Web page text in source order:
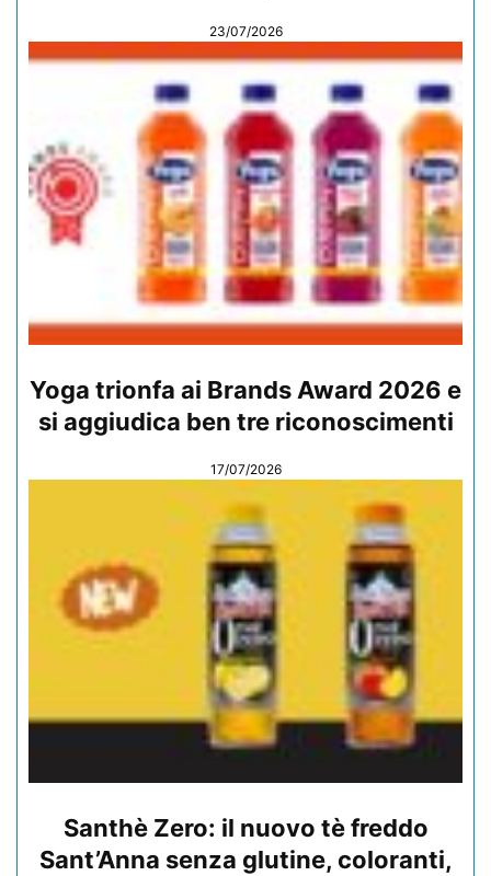
23/07/2026
Yoga trionfa ai Brands Award 2026 e
si aggiudica ben tre riconoscimenti
17/07/2026
Santhè Zero: il nuovo tè freddo
Sant’Anna senza glutine, coloranti,